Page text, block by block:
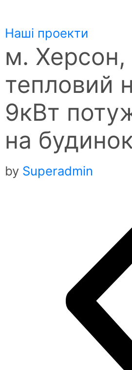
Наші проекти
м. Херсон,
тепловий
9кВт
на
by Superadmin